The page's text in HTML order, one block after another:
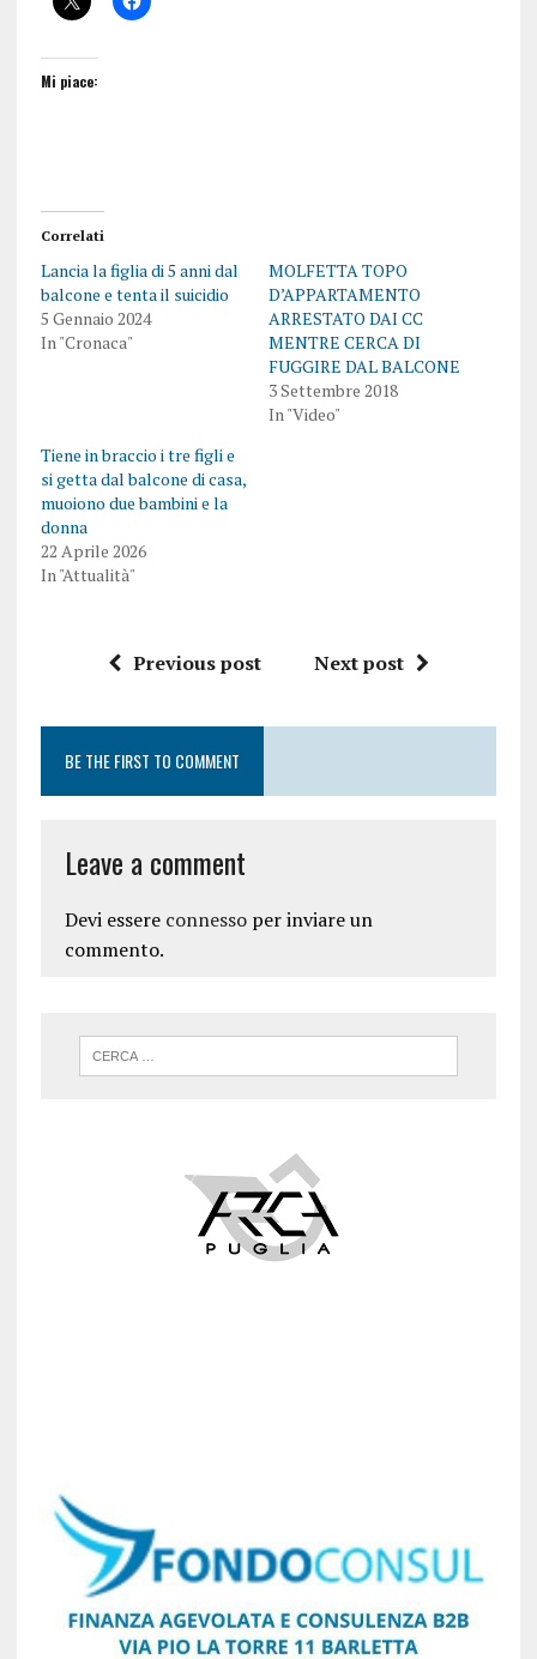
Mi piace:
Correlati
Lancia la figlia di 5 anni dal
balcone e tenta il suicidio
5 Gennaio 2024
In "Cronaca"
MOLFETTA TOPO
D’APPARTAMENTO
ARRESTATO DAI CC
MENTRE CERCA DI
FUGGIRE DAL BALCONE
3 Settembre 2018
In "Video"
Tiene in braccio i tre figli e
si getta dal balcone di casa,
muoiono due bambini e la
donna
22 Aprile 2026
In "Attualità"
Previous post Next post
BE THE FIRST TO COMMENT
Leave a comment
Devi essere connessoper inviare un
commento.